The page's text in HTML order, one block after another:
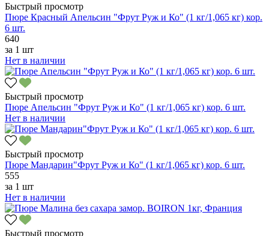
Быстрый просмотр
Пюре Красный Апельсин "Фрут Руж и Ко" (1 кг/1,065 кг) кор.
6 шт.
640
за 1 шт
Нет в наличии
Быстрый просмотр
Пюре Апельсин "Фрут Руж и Ко" (1 кг/1,065 кг) кор. 6 шт.
Нет в наличии
Быстрый просмотр
Пюре Мандарин"Фрут Руж и Ко" (1 кг/1,065 кг) кор. 6 шт.
555
за 1 шт
Нет в наличии
Быстрый просмотр